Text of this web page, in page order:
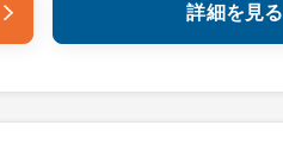
詳細を見る